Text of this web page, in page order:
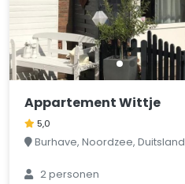
Appartement Wittje
5,0
Burhave, Noordzee, Duitsland
2 personen